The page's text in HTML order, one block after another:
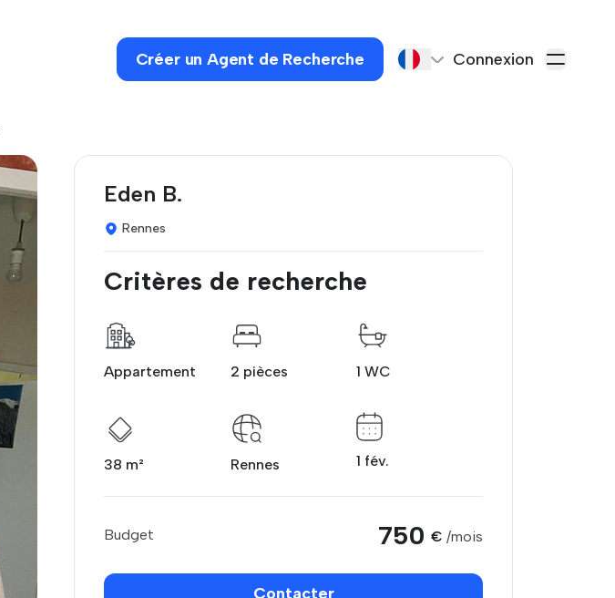
Créer un Agent de Recherche Connexion
Eden B.
Rennes
Critères de recherche
Appartement 2 pièces 1 WC
38 m² Rennes 1 fév.
Budget 750 € /mois
Contacter